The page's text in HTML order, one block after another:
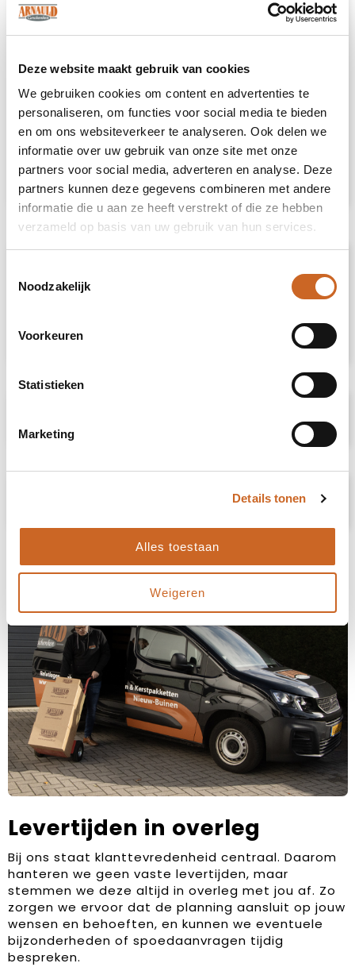
Deze website maakt gebruik van cookies
We gebruiken cookies om content en advertenties te
personaliseren, om functies voor social media te bieden
en om ons websiteverkeer te analyseren. Ook delen we
informatie over uw gebruik van onze site met onze
partners voor social media, adverteren en analyse. Deze
partners kunnen deze gegevens combineren met andere
informatie die u aan ze heeft verstrekt of die ze hebben
verzameld op basis van uw gebruik van hun services.
Noodzakelijk
Voorkeuren
Statistieken
Marketing
Details tonen
Alles toestaan
Weigeren
Heb je niet kunnen vinden wat je
zoekt?
Neem contact met ons opvoor een advies
op maat.
katoenen ophanglus. Zacht en absorberend
ontwerp. Formaat 50cm x 100cm
Levertijden in overleg
Bij ons staat klanttevredenheid centraal. Daarom
hanteren we geen vaste levertijden, maar
stemmen we deze altijd in overleg met jou af. Zo
zorgen we ervoor dat de planning aansluit op jouw
wensen en behoeften, en kunnen we eventuele
bijzonderheden of spoedaanvragen tijdig
bespreken.